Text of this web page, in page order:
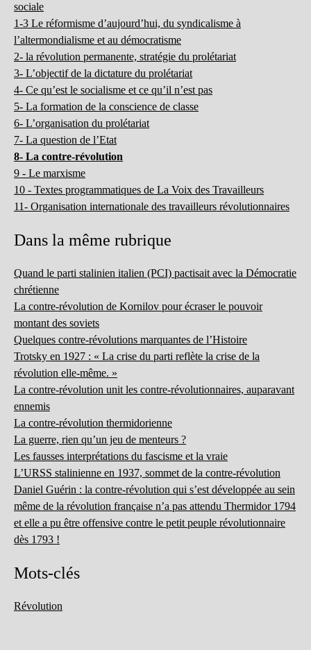
sociale
1-3 Le réformisme d’aujourd’hui, du syndicalisme à
l’altermondialisme et au démocratisme
2- la révolution permanente, stratégie du prolétariat
3- L’objectif de la dictature du prolétariat
4- Ce qu’est le socialisme et ce qu’il n’est pas
5- La formation de la conscience de classe
6- L’organisation du prolétariat
7- La question de l’Etat
8- La contre-révolution
9 - Le marxisme
10 - Textes programmatiques de La Voix des Travailleurs
11- Organisation internationale des travailleurs révolutionnaires
Dans la même rubrique
Quand le parti stalinien italien (PCI) pactisait avec la Démocratie
chrétienne
La contre-révolution de Kornilov pour écraser le pouvoir
montant des soviets
Quelques contre-révolutions marquantes de l’Histoire
Trotsky en 1927 : « La crise du parti reflète la crise de la
révolution elle-même. »
La contre-révolution unit les contre-révolutionnaires, auparavant
ennemis
La contre-révolution thermidorienne
La guerre, rien qu’un jeu de menteurs ?
Les fausses interprétations du fascisme et la vraie
L’URSS stalinienne en 1937, sommet de la contre-révolution
Daniel Guérin : la contre-révolution qui s’est développée au sein
même de la révolution française n’a pas attendu Thermidor 1794
et elle a pu être offensive contre le petit peuple révolutionnaire
dès 1793 !
Mots-clés
Révolution